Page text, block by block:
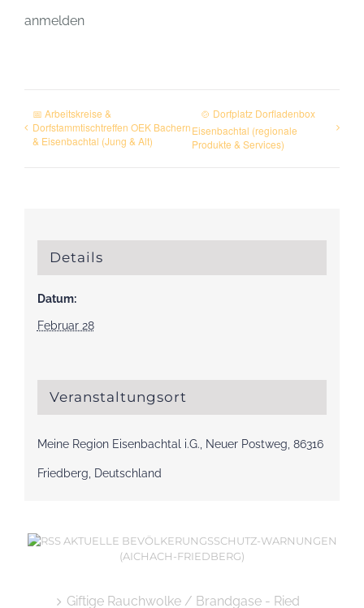
anmelden
📅 Arbeitskreise &
Dorfstammtischtreffen OEK Bachern
& Eisenbachtal (Jung & Alt)
🍲 Dorfplatz Dorfladenbox
Eisenbachtal (regionale
Produkte & Services)
Details
Datum:
Februar 28
Veranstaltungsort
Meine Region Eisenbachtal i.G., Neuer Postweg, 86316
Friedberg, Deutschland
AKTUELLE BEVÖLKERUNGSSCHUTZ-WARNUNGEN
(AICHACH-FRIEDBERG)
Giftige Rauchwolke / Brandgase - Ried